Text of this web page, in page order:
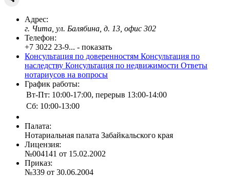
Адрес:
г. Чита, ул. Балябина, д. 13, офис 302
Телефон:
+7 3022 23-9... - показать
Консультация по доверенностям Консультация по
наследству Консультация по недвижимости Ответы
нотариусов на вопросы
График работы:
Вт-Пт: 10:00-17:00, перерыв 13:00-14:00
Сб: 10:00-13:00
Палата:
Нотариальная палата Забайкальского края
Лицензия:
№004141 от 15.02.2002
Приказ:
№339 от 30.06.2004